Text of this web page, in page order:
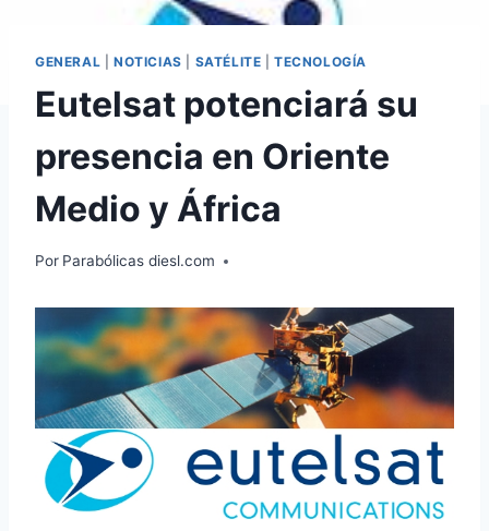
GENERAL NOTICIAS SATÉLITE |TECNOLOGÍA
Eutelsat potenciará su
presencia en Oriente
Medio y África
Por Parabólicas diesl.com